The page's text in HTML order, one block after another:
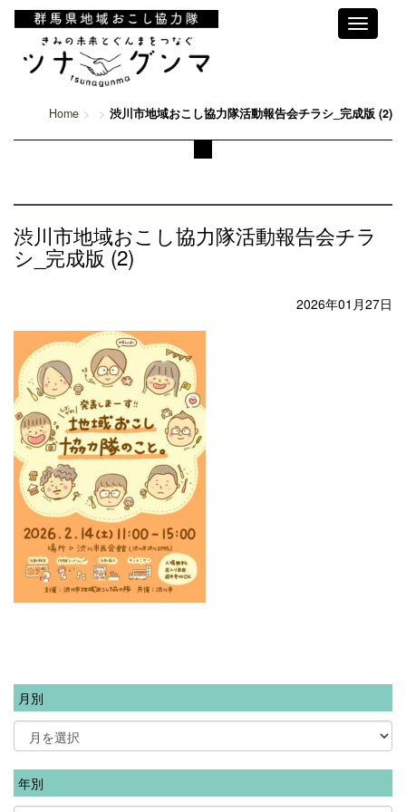
Toggle
Home 渋川市地域おこし協力隊活動報告会チラシ_完成版 (2)
渋川市地域おこし協力隊活動報告会チラ
シ_完成版 (2)
2026年01月27日
月別
年別